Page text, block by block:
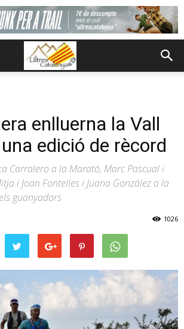
enlluerna la Vall
edició de rècord
Carralero a la Marató, Marc Pascual i
i Joan Fontelles i Juana González a la
guanyadors
1026